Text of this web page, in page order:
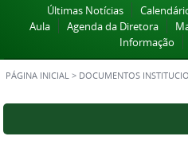
Últimas Notícias
Aula
Agenda da Diretora
Informação
PÁGINA INICIAL > DOCUMENTOS